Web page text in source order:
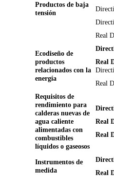
Productos de baja
tensión
Real
Ecodiseño de
productos
relacionados con la
energía
Real
Real
Requisitos de
rendimiento para
calderas nuevas de
agua caliente
alimentadas con
combustibles
líquidos o gaseosos
Real
Real
Instrumentos de
medida
Real